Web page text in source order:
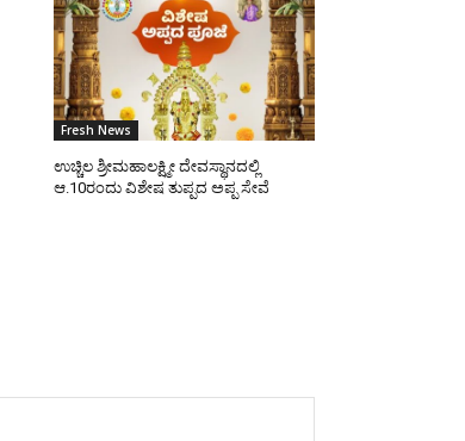
Fresh News
ಉಚ್ಚಿಲ ಶ್ರೀಮಹಾಲಕ್ಷ್ಮೀ ದೇವಸ್ಥಾನದಲ್ಲಿ
ಆ.10ರಂದು ವಿಶೇಷ ತುಪ್ಪದ ಅಪ್ಪ ಸೇವೆ